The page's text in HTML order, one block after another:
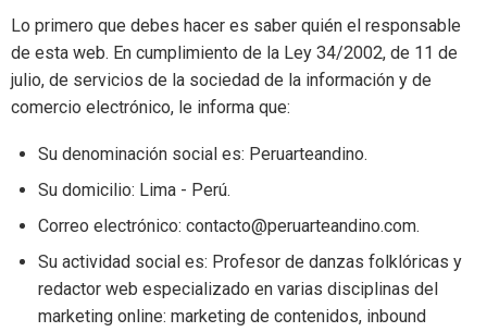
Lo primero que debes hacer es saber quién el responsable
de esta web. En cumplimiento de la Ley 34/2002, de 11 de
julio, de servicios de la sociedad de la información y de
comercio electrónico, le informa que:
Su denominación social es: Peruarteandino.
Su domicilio: Lima - Perú.
Correo electrónico: contacto@peruarteandino.com.
Su actividad social es: Profesor de danzas folklóricas y
redactor web especializado en varias disciplinas del
marketing online: marketing de contenidos, inbound